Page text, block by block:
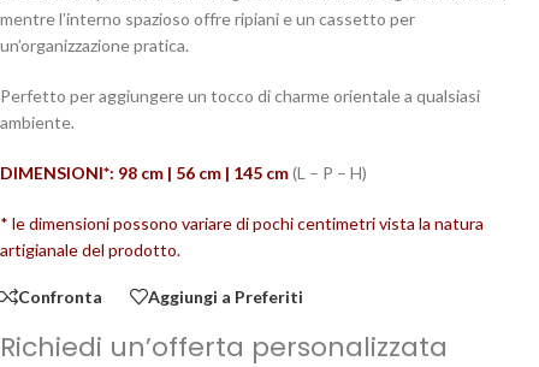
mentre l’interno spazioso offre ripiani e un cassetto per
un’organizzazione pratica.
Perfetto per aggiungere un tocco di charme orientale a qualsiasi
ambiente.
DIMENSIONI*: 98 cm | 56 cm | 145 cm(L – P – H)
* le dimensioni possono variare di pochi centimetri vista la natura
artigianale del prodotto.
Confronta Aggiungi a Preferiti
Richiedi un’offerta personalizzata